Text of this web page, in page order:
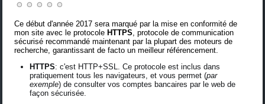
Ce début d'année 2017 sera marqué par la mise en conformité de
mon site avec le protocole HTTPS , protocole de communication
sécurisé recommandé maintenant par la plupart des moteurs de
recherche, garantissant de facto un meilleur référencement.
HTTPS: c'est HTTP+SSL. Ce protocole est inclus dans
pratiquement tous les navigateurs, et vous permet (par
exemple) de consulter vos comptes bancaires par le web de
façon sécurisée.